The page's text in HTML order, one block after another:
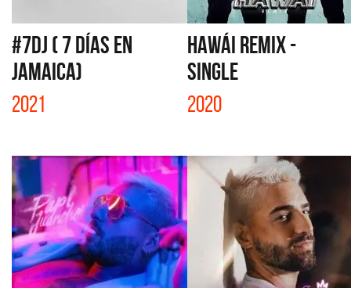
#7DJ ( 7 DÍAS EN
JAMAICA)
2021
HAWÁI REMIX -
SINGLE
2020